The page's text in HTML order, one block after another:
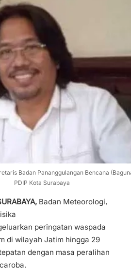
Badan Pananggulangan Bencana
PDIP Kota Surabaya
Badan Meteorologi,
peringatan waspada
di wilayah Jatim hingga 29
dengan masa peralihan